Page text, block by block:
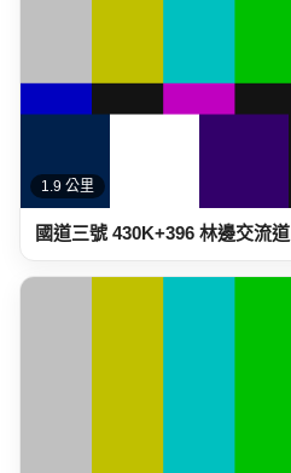
1.9 公里
國道三號 430K+396 林邊交流道